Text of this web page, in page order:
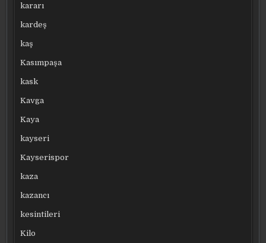
kararı
kardeş
kaş
Kasımpaşa
kask
Kavga
Kaya
kayseri
Kayserispor
kaza
kazancı
kesintileri
Kilo